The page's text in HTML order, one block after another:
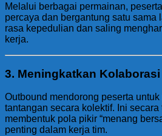
Melalui berbagai permainan,
percaya dan bergantung satu sama
rasa kepedulian dan saling
kerja.
3. Meningkatkan
Outbound mendorong peserta
tantangan secara kolektif. Ini
membentuk pola pikir “menang
penting dalam kerja tim.